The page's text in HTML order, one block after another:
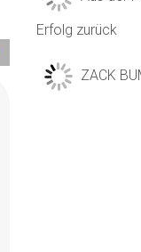
Erfolg zurück
ZACK